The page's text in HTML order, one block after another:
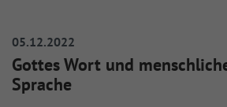
05.12.2022
Gottes Wort und
Sprache